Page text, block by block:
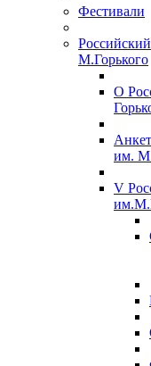
Фестивали
М.Горького
О
им. М.
V